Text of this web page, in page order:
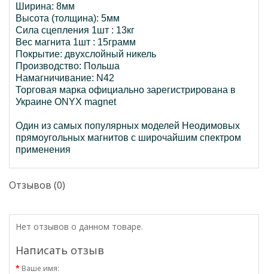
Ширина: 8мм
Высота (толщина): 5мм
Сила сцепления 1шт : 13кг
Вес магнита 1шт : 15грамм
Покрытие: двухслойный никель
Производство: Польша
Намагничивание: N42
Торговая марка официально зарегистрирована в
Украине ONYX magnet
Один из самых популярных моделей Неодимовых
прямоугольных магнитов с широчайшим спектром
применения
Отзывов (0)
Нет отзывов о данном товаре.
Написать отзыв
Ваше имя: